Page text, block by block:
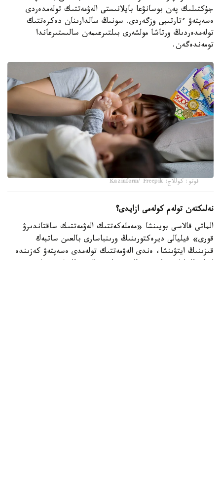
جۇكتىلىك پەن بوسانۋعا بايلانىستى الەۋمەتتىك تولەمدەردى
ەسەپتەۋ ءتارتىبى وزگەردى. سونىڭ سالدارىنان دەكرەتتىك
تولەمدەردىڭ ورتاشا مولشەرى بىلتىرعىمەن سالىستىرعاندا
تومەندەگەن.
فوتو: كوللاج: Kazinform/ Freepik
نەلىكتەن تولەم كولەمى ازايدى؟
الماتى قالاسى بويىنشا «مەملەكەتتىك الەۋمەتتىك ساقتاندىرۋ
قورى» فيليالى ديرەكتورىنىڭ ورىنباسارى بالعىن ساتبەك
قىزىنىڭ ايتۋىنشا، ەندى الەۋمەتتىك تولەمدى ەسەپتەۋ كەزىندە